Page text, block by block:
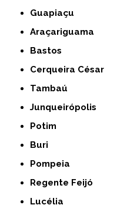
Guapiaçu
Araçariguama
Bastos
Cerqueira César
Tambaú
Junqueirópolis
Potim
Buri
Pompeia
Regente Feijó
Lucélia